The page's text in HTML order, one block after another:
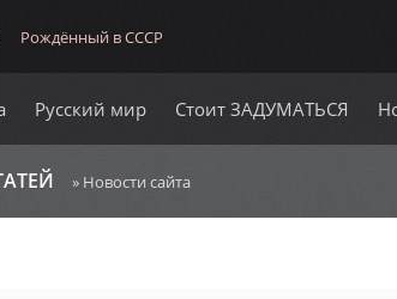
Рождённый в СССР
Русский мир Стоит ЗАДУМАТЬСЯ
» Новости сайта